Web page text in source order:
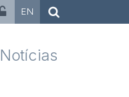
EN
Notícias